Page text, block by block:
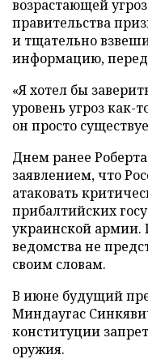
возрастающей
правительства
и тщательно
информацию,
«Я хотел бы
уровень угроз как-
он просто
Днем ранее
заявлением, что
атаковать
прибалтийских
украинской армии.
ведомства не
своим словам.
В июне будущий
Миндаугас
конституции
оружия.